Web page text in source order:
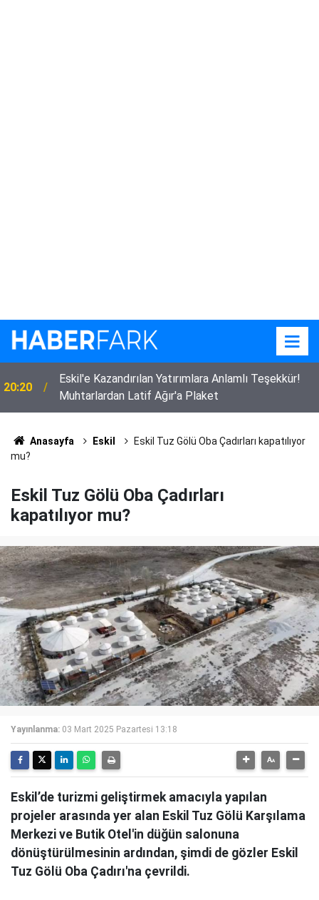
Eskil'e Kazandırılan Yatırımlara Anlamlı Teşekkür!
Muhtarlardan Latif Ağır'a Plaket
17:04
Eskil'de Kasıtlı Yangın İddiası! Güvenlik Kameraları
Her Şeyi Kaydetti
Anasayfa Eskil
Eskil Tuz Gölü Oba Çadırları kapatılıyor
mu?
Eskil Tuz Gölü Oba Çadırları
kapatılıyor mu?
Yayınlanma: 03 Mart 2025 Pazartesi 13:18
Eskil’de turizmi geliştirmek amacıyla yapılan
projeler arasında yer alan Eskil Tuz Gölü Karşılama
Merkezi ve Butik Otel'in düğün salonuna
dönüştürülmesinin ardından, şimdi de gözler Eskil
Tuz Gölü Oba Çadırı'na çevrildi.